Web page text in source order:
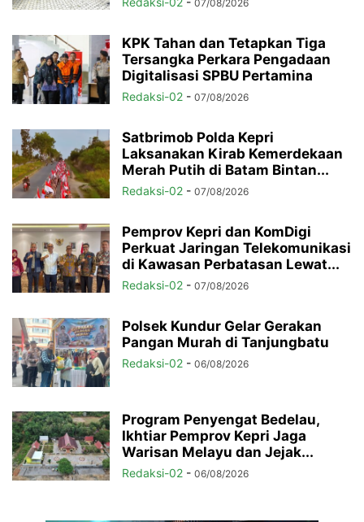
07/08/2026
KPK Tahan dan Tetapkan Tiga
Tersangka Perkara Pengadaan
Digitalisasi SPBU Pertamina
Redaksi-02 - 07/08/2026
Satbrimob Polda Kepri
Laksanakan Kirab Kemerdekaan
Merah Putih di Batam Bintan...
Redaksi-02 - 07/08/2026
Pemprov Kepri dan KomDigi
Perkuat Jaringan Telekomunikasi
di Kawasan Perbatasan Lewat...
Redaksi-02 - 07/08/2026
Polsek Kundur Gelar Gerakan
Pangan Murah di Tanjungbatu
Redaksi-02 - 06/08/2026
Program Penyengat Bedelau,
Ikhtiar Pemprov Kepri Jaga
Warisan Melayu dan Jejak...
Redaksi-02 - 06/08/2026